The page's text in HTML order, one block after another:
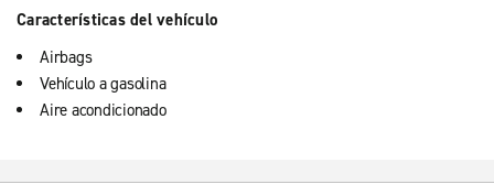
Características del vehículo
Airbags
Vehículo a gasolina
Aire acondicionado